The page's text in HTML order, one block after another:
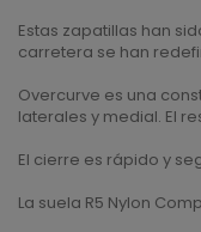
Estas zapatillas han
carretera se han
Overcurve es una
laterales y medial. El
El cierre es rápido y
La suela R5 Nylon